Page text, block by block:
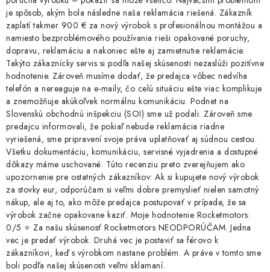
je spôsob, akým bola následne naša reklamácia riešená. Zákazník
zaplatí takmer 900 € za nový výrobok s profesionálnou montážou a
namiesto bezproblémového používania rieši opakované poruchy,
dopravu, reklamáciu a nakoniec ešte aj zamietnutie reklamácie.
Takýto zákaznícky servis si podľa našej skúsenosti nezaslúži pozitívne
hodnotenie. Zároveň musíme dodať, že predajca vôbec nedvíha
telefón a nereaguje na e-maily, čo celú situáciu ešte viac komplikuje
a znemožňuje akúkoľvek normálnu komunikáciu. Podnet na
Slovenskú obchodnú inšpekciu (SOI) sme už podali. Zároveň sme
predajcu informovali, že pokiaľ nebude reklamácia riadne
vyriešená, sme pripravení svoje práva uplatňovať aj súdnou cestou.
Všetku dokumentáciu, komunikáciu, servisné vyjadrenia a dostupné
dôkazy máme uschované. Túto recenziu preto zverejňujem ako
upozornenie pre ostatných zákazníkov: Ak si kupujete nový výrobok
za stovky eur, odporúčam si veľmi dobre premyslieť nielen samotný
nákup, ale aj to, ako môže predajca postupovať v prípade, že sa
výrobok začne opakovane kaziť. Moje hodnotenie Rocketmotors:
0/5 ⭐ Za našu skúsenosť Rocketmotors NEODPORÚČAM. Jedna
vec je predať výrobok. Druhá vec je postaviť sa férovo k
zákazníkovi, keď s výrobkom nastane problém. A práve v tomto sme
boli podľa našej skúsenosti veľmi sklamaní.